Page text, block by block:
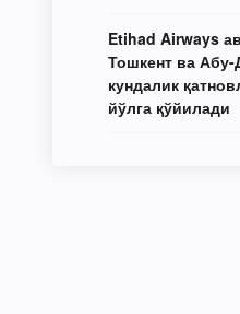
Etihad Airways
Тошкент ва Абу-
кундалик
йўлга қўйилади